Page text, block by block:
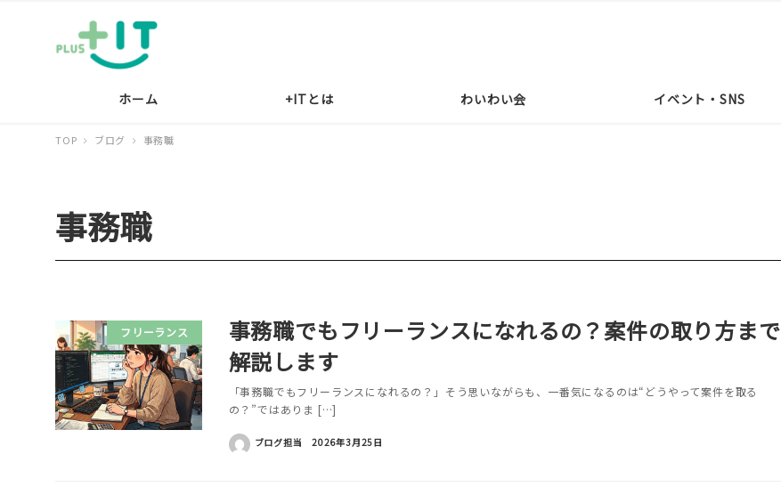
ホーム +ITとは わいわい会 イベント・SNS
TOP ブログ 事務職
事務職
フリーランス
事務職でもフリーランスになれるの？案件の取り方まで
解説します
「事務職でもフリーランスになれるの？」そう思いながらも、一番気になるのは“どうやって案件を取る
の？”ではありま […]
ブログ担当 2026年3月25日